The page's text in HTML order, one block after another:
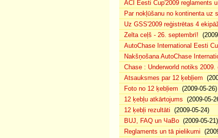
ACI Eesti Cup'2009 reglaments
Par nokļūšanu no kontinenta uz
Uz GSS'2009 reģistrētas 4
Zelta ceļš - 26. septembrī!
AutoChase International Eesti
Nakšņošana AutoChase
Chase : Underworld notiks 2009.
Atsauksmes par 12 ķebļiem
Foto no 12 ķebļiem (2009-05-26)
12 ķebļu atkārtojums (2009-05-
12 ķebļi rezultāti (2009-05-24)
BUJ, FAQ un ЧаВо (2009-05-21)
Reglaments un tā pielikumi